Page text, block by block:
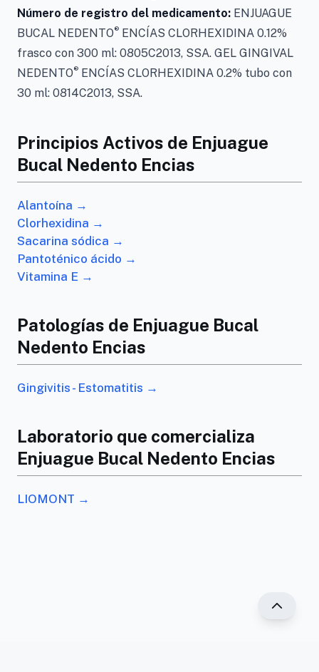
Número de registro del medicamento: ENJUAGUE
BUCAL NEDENTO® ENCÍAS CLORHEXIDINA 0.12%
frasco con 300 ml: 0805C2013, SSA. GEL GINGIVAL
NEDENTO® ENCÍAS CLORHEXIDINA 0.2% tubo con
30 ml: 0814C2013, SSA.
Principios Activos de Enjuague
Bucal Nedento Encias
Alantoína →
Clorhexidina →
Sacarina sódica →
Pantoténico ácido →
Vitamina E →
Patologías de Enjuague Bucal
Nedento Encias
Gingivitis - Estomatitis →
Laboratorio que comercializa
Enjuague Bucal Nedento Encias
LIOMONT →